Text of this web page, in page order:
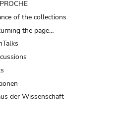
of the collections
the page…
der Wissenschaft